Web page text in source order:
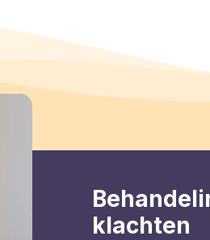
klachten